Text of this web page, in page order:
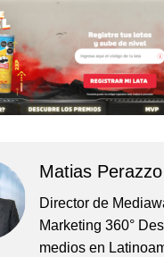
Matias Perazzo
Director de
Marketing 360°
medios en